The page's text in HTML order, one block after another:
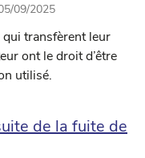
09/2025
transfèrent leur
ont le droit d’être
utilisé.
de la fuite de